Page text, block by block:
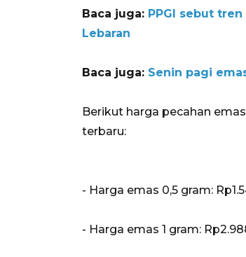
Baca juga: PPGI sebut
Lebaran
Baca juga: Senin pagi
Berikut harga pecahan
terbaru:
‎- Harga emas 0,5 gram:
‎- ⁠Harga emas 1 gram: